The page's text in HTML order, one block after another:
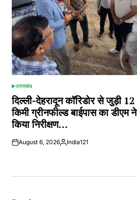
POSTED
IN
उत्तराखंड
दिल्ली-देहरादून कॉरिडोर से जुड़ी 12
किमी ग्रीनफील्ड बाईपास का डीएम ने
किया निरीक्षण…
August 6, 2026Posted
India121